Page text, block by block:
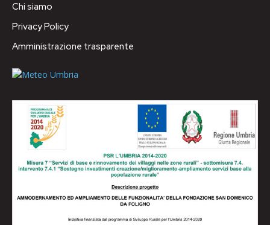
Chi siamo
Privacy Policy
Amministrazione trasparente